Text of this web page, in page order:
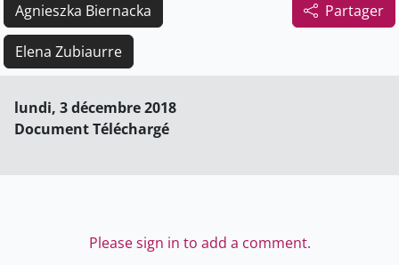
Partager
Agnieszka Biernacka
Elena Zubiaurre
lundi, 3 décembre 2018
Document Téléchargé
Please sign in to add a comment.